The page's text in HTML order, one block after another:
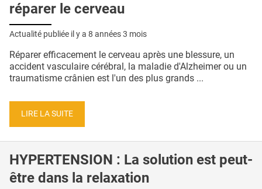
réparer le cerveau
Actualité publiée il y a 8 années 3 mois
Réparer efficacement le cerveau après une blessure, un
accident vasculaire cérébral, la maladie d'Alzheimer ou un
traumatisme crânien est l'un des plus grands ...
LIRE LA SUITE
HYPERTENSION : La solution est peut-
être dans la relaxation